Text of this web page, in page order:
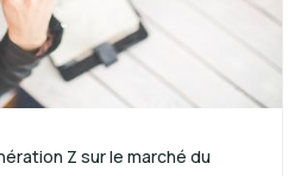
Z sur le marché du